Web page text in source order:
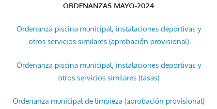
ORDENANZAS MAYO-2024
Ordenanza piscina municipal, instalaciones deportivas y
otros servicios similares (aprobación provisional)
Ordenanza piscina municipal, instalaciones deportivas y
otros servicios similares (tasas)
Ordenanza municipal de limpieza (aprobación provisional)